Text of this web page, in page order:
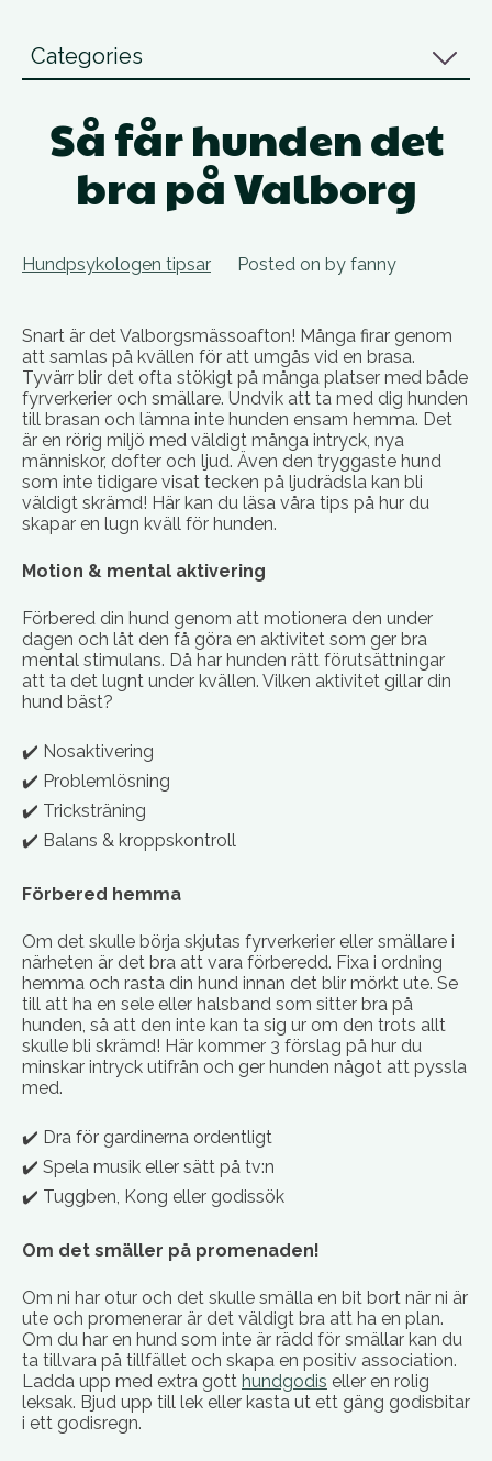
Categories
Så får hunden det
bra på Valborg
Hundpsykologen tipsar Posted on by fanny
Snart är det Valborgsmässoafton! Många firar genom
att samlas på kvällen för att umgås vid en brasa.
Tyvärr blir det ofta stökigt på många platser med både
fyrverkerier och smällare. Undvik att ta med dig hunden
till brasan och lämna inte hunden ensam hemma. Det
är en rörig miljö med väldigt många intryck, nya
människor, dofter och ljud. Även den tryggaste hund
som inte tidigare visat tecken på ljudrädsla kan bli
väldigt skrämd! Här kan du läsa våra tips på hur du
skapar en lugn kväll för hunden.
Motion & mental aktivering
Förbered din hund genom att motionera den under
dagen och låt den få göra en aktivitet som ger bra
mental stimulans. Då har hunden rätt förutsättningar
att ta det lugnt under kvällen. Vilken aktivitet gillar din
hund bäst?
✔️ Nosaktivering
✔️ Problemlösning
✔️ Tricksträning
✔️ Balans & kroppskontroll
Förbered hemma
Om det skulle börja skjutas fyrverkerier eller smällare i
närheten är det bra att vara förberedd. Fixa i ordning
hemma och rasta din hund innan det blir mörkt ute. Se
till att ha en sele eller halsband som sitter bra på
hunden, så att den inte kan ta sig ur om den trots allt
skulle bli skrämd! Här kommer 3 förslag på hur du
minskar intryck utifrån och ger hunden något att pyssla
med.
✔️ Dra för gardinerna ordentligt
✔️ Spela musik eller sätt på tv:n
✔️ Tuggben, Kong eller godissök
Om det smäller på promenaden!
Om ni har otur och det skulle smälla en bit bort när ni är
ute och promenerar är det väldigt bra att ha en plan.
Om du har en hund som inte är rädd för smällar kan du
ta tillvara på tillfället och skapa en positiv association.
Ladda upp med extra gott hundgodis eller en rolig
leksak. Bjud upp till lek eller kasta ut ett gäng godisbitar
i ett godisregn.